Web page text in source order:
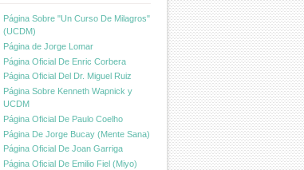
Página Sobre "Un Curso De Milagros"
(UCDM)
Página de Jorge Lomar
Página Oficial De Enric Corbera
Página Oficial Del Dr. Miguel Ruiz
Página Sobre Kenneth Wapnick y
UCDM
Página Oficial De Paulo Coelho
Página De Jorge Bucay (Mente Sana)
Página Oficial De Joan Garriga
Página Oficial De Emilio Fiel (Miyo)